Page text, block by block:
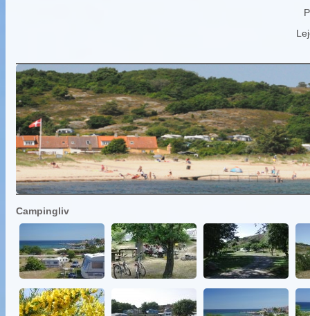
Campingliv